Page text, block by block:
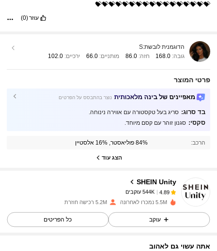
💝💝💝💝💝💝💝💝💝💝💝💝💝💝💝💝💝
עוזר(0)
הדוגמנית לובשת:S
גובה: 168.0 חזה:86.0 מותניים: 66.0 ירכיים: 102.0
פרטי המוצר
מאפיינים של בינה מלאכותית נוצר בהתבסס על הפרטים
בד סרוג: סריג בעל טקסטורה עם אווירה נינוחה.
סקסי: סגנון זוהר עם קסם מיוחד.
הרכב: 84% פוליאסטר, 16% אלסטיין
הצג עוד
SHEIN Unity
4.89 544K עוקבים
a***k שילם לפני יום אחד
4.89 544K עוקבים
5.5M נמכרו לאחרונה 5.2M רכישה חוזרת
עוקב כל הפריטים
אתה עשוי גם לאהוב